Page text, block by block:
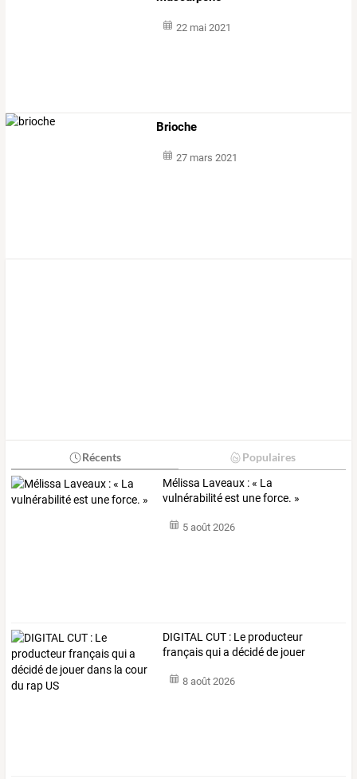
22 mai 2021
Brioche
27 mars 2021
Récents Populaires
Mélissa Laveaux : « La
vulnérabilité est une force. »
5 août 2026
DIGITAL CUT : Le producteur
françaisquia décidéde jouer
8 août 2026